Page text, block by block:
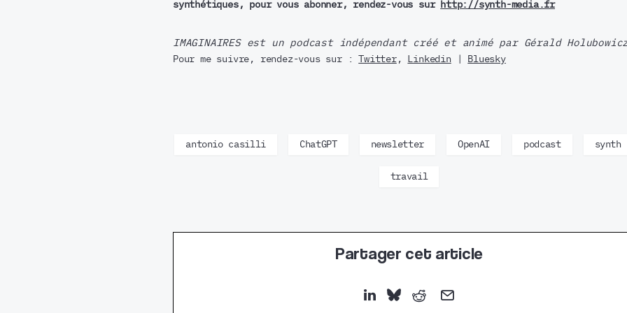
synthétiques, pour vous abonner, rendez-vous sur http://synth-media.fr
IMAGINAIRES est un podcast indépendant créé et animé par Gérald
Pour me suivre, rendez-vous sur :Twitter, Linkedin | Bluesky
antonio casilli ChatGPT newsletter OpenAI podcast synth
travail
Partager cet article